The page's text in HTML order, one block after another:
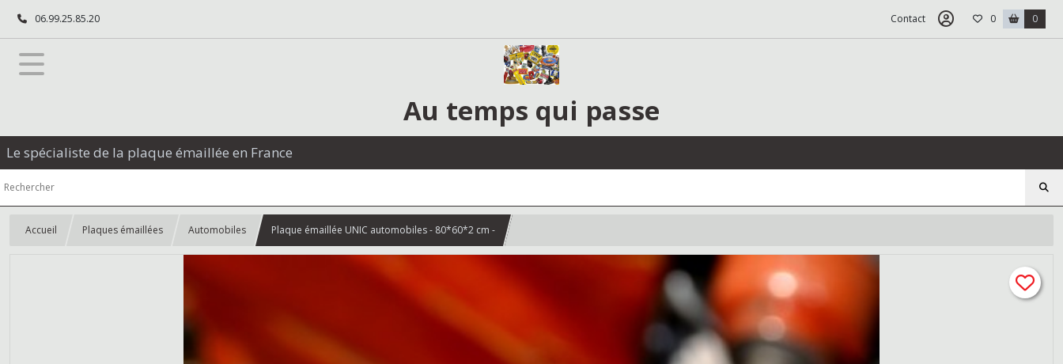
06.99.25.85.20 Contact 0 0
Au temps qui passe
Le spécialiste de la plaque émaillée en France
Accueil Plaques émaillées Automobiles Plaque émaillée UNIC automobiles - 80*60*2 cm -